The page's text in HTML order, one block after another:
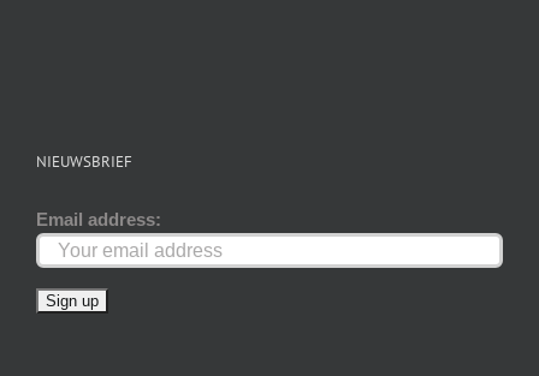
NIEUWSBRIEF
Email address: